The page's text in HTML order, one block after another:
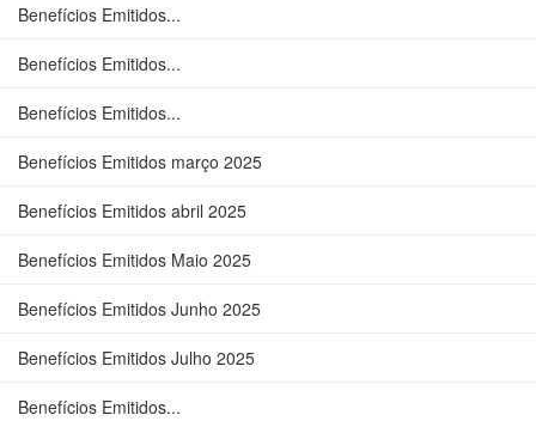
Benefícios Emitidos...
Benefícios Emitidos...
Benefícios Emitidos...
Benefícios Emitidos março 2025
Benefícios Emitidos abril 2025
Benefícios Emitidos Maio 2025
Benefícios Emitidos Junho 2025
Benefícios Emitidos Julho 2025
Benefícios Emitidos...